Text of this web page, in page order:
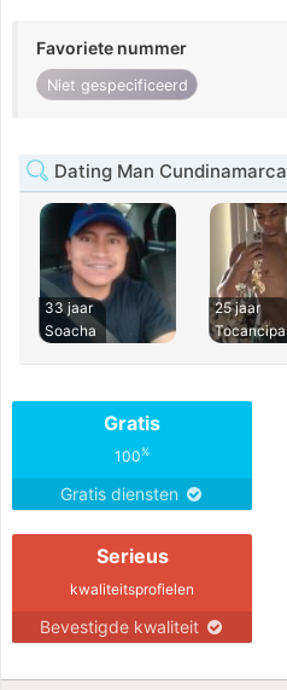
Favoriete nummer
Niet gespecificeerd
Dating Man Cundinamarca
33 jaar
Soacha
25 jaar
Tocancipa
Gratis
100%
Gratis diensten
Serieus
kwaliteitsprofielen
Bevestigde kwaliteit